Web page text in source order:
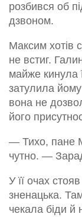
розбився об
дзвоном.
Максим хотів
не встиг.
майже кинула
затулила
вона не
його
— Тихо, пане
чутно. —
У її очах
зненацька.
чекала біди й